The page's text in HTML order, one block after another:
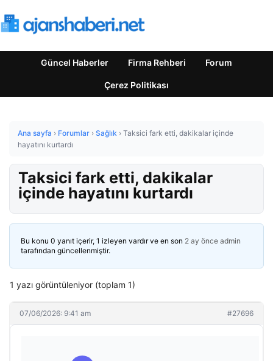
Güncel Haberler Firma Rehberi Forum
Çerez Politikası
Ana sayfa › Forumlar › Sağlık › Taksici fark etti, dakikalar içinde
hayatını kurtardı
Taksici fark etti, dakikalar
içinde hayatını kurtardı
Bu konu 0 yanıt içerir, 1 izleyen vardır ve en son 2 ay önce admin
tarafından güncellenmiştir.
1 yazı görüntüleniyor (toplam 1)
07/06/2026: 9:41 am #27696